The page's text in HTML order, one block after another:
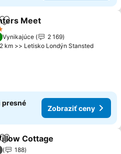
Pridať do obľúbených
Meet
hviezdičiek
Vynikajúce
2 169
km >> Letisko Londýn Stansted
presné
Zobraziť ceny
Pridať do obľúbených
Cottage
188